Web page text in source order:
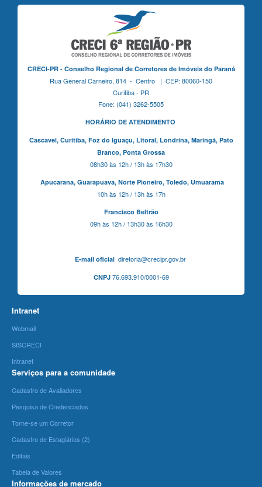
CRECI-PR - Conselho Regional de Corretores de Imóveis do Paraná
Rua General Carneiro, 814 - Centro | CEP: 80060-150
Curitiba - PR
Fone: (041) 3262-5505
HORÁRIO DE ATENDIMENTO
Cascavel, Curitiba,Foz do Iguaçu, Litoral, Londrina, Maringá, Pato
Branco, Ponta Grossa
08h30 às 12h / 13h às 17h30
Apucarana, Guarapuava, Norte Pioneiro, Toledo, Umuarama
10h às 12h / 13h às 17h
Francisco Beltrão
09h às 12h / 13h30 às 16h30
E-mail oficialdiretoria@crecipr.gov.br
CNPJ76.693.910/0001-69
Intranet
Webmail
SISCRECI
Intranet
Serviços para a comunidade
Cadastro de Avaliadores
Pesquisa de Credenciados
Torne-se um Corretor
Cadastro de Estagiários (2)
Editais
Tabela de Valores
Informações de mercado